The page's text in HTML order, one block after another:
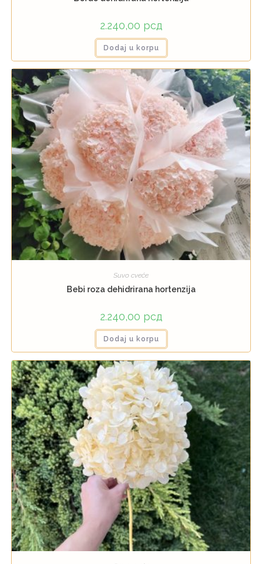
2.240,00 рсд
Dodaj u korpu
Suvo cveće
Bebi roza dehidrirana hortenzija
2.240,00 рсд
Dodaj u korpu